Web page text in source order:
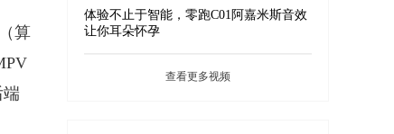
算
端
体验不止于智能，零跑C01阿嘉米斯音效
让你耳朵怀孕
查看更多视频